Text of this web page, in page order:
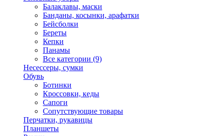
Балаклавы, маски
Банданы, косынки, арафатки
Бейсболки
Береты
Кепки
Панамы
Все категории (9)
Несессеры, сумки
Обувь
Ботинки
Кроссовки, кеды
Сапоги
Сопутствующие товары
Перчатки, рукавицы
Планшеты